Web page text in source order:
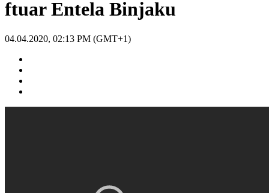
ftuar Entela Binjaku
04.04.2020, 02:13 PM (GMT+1)